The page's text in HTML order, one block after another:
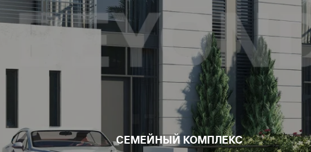
СЕМЕЙНЫЙ КОМПЛЕКС